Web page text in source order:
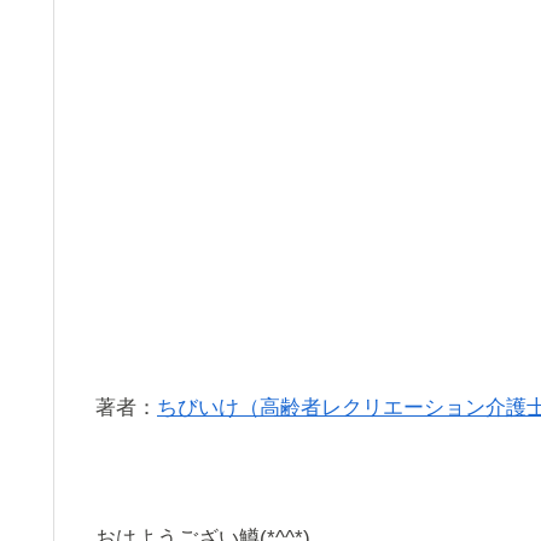
著者： ちびいけ（高齢者レクリエーション介護